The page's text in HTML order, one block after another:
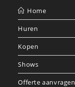
Home
Huren
Kopen
Shows
Offerte aanvragen